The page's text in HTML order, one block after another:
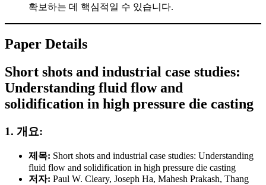
확보하는 데 핵심적일 수 있습니다.
Paper Details
Short shots and industrial case studies:
Understanding fluid flow and
solidification in high pressure die casting
1. 개요:
제목: Short shots and industrial case studies: Understanding
fluid flow and solidification in high pressure die casting
저자: Paul W. Cleary, Joseph Ha, Mahesh Prakash, Thang